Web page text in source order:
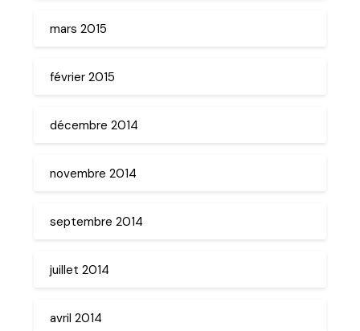
mars 2015
février 2015
décembre 2014
novembre 2014
septembre 2014
juillet 2014
avril 2014